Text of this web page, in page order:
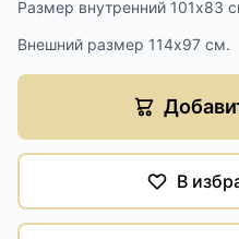
Размер внутренний 101х83
Внешний размер 114х97 см.
В